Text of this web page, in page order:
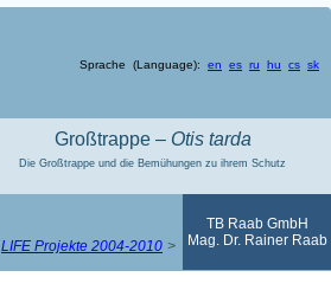
Sprache (Language): en es ru hu cs sk
Großtrappe – Otis tarda
Die Großtrappe und die Bemühungen zu ihrem Schutz
TB Raab GmbH
Mag. Dr. Rainer Raab
LIFE Projekte 2004-2010